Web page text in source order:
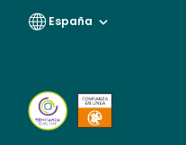
España